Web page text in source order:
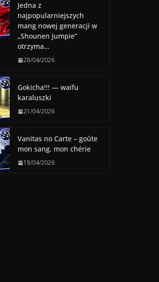
Jedna z
najpopularniejszych
mang nowej generacji w
„Shounen Jumpie”
otrzyma…
28/04/2026
Gokicha!!! — waifu
karaluszki
21/04/2026
Vanitas no Carte – goûte
mon sang, mon chérie
18/04/2026